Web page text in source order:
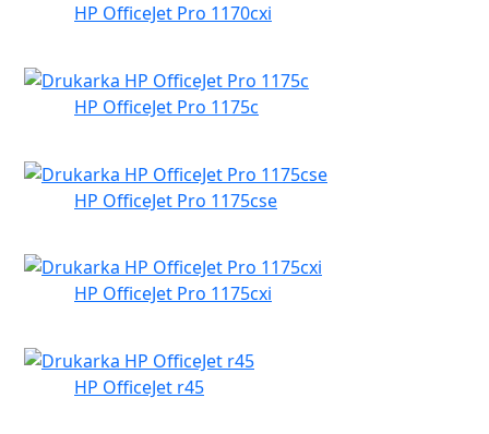
HP OfficeJet Pro 1170cxi
HP OfficeJet Pro 1175c
HP OfficeJet Pro 1175cse
HP OfficeJet Pro 1175cxi
HP OfficeJet r45